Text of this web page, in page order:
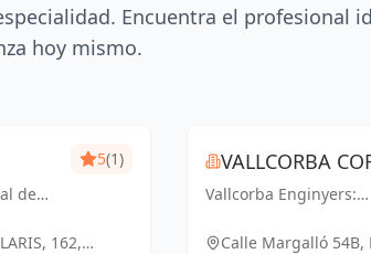
Encuentra el profesional
hoy mismo.
de
para
5(1)
162,
VALLCORBA
S.L.
Vallcorba Enginyers:
cada proyecto,
Calle Margalló 54B,